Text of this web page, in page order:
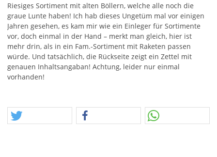
Riesiges Sortiment mit alten Böllern, welche alle noch die
graue Lunte haben! Ich hab dieses Ungetüm mal vor einigen
Jahren gesehen, es kam mir wie ein Einleger für Sortimente
vor, doch einmal in der Hand – merkt man gleich, hier ist
mehr drin, als in ein Fam.-Sortiment mit Raketen passen
würde. Und tatsächlich, die Rückseite zeigt ein Zettel mit
genauen Inhaltsangaban! Achtung, leider nur einmal
vorhanden!